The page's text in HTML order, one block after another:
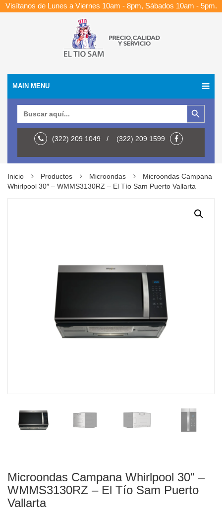
Visítanos de Lunes a Viernes 10am - 8pm, Sábados 10am - 5pm.
MAIN MENU
Botón de búsqueda
(322) 209 1049 / (322) 209 1599
Inicio Productos Microondas
Microondas Campana
Whirlpool 30″ – WMMS3130RZ – El Tío Sam Puerto Vallarta
Microondas Campana Whirlpool 30″ –
WMMS3130RZ – El Tío Sam Puerto
Vallarta